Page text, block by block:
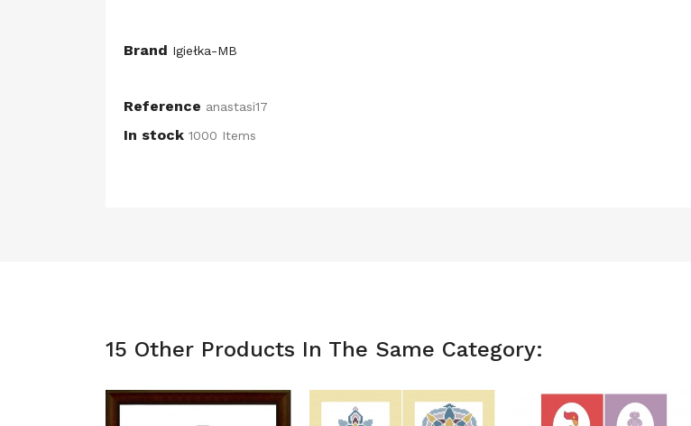
Brand Igiełka-MB
Reference anastasi17
In stock 1000 Items
15 Other Products In The Same Category: